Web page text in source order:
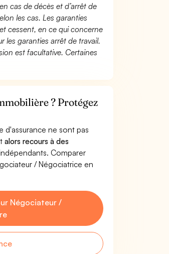
cas de décès et d’arrêt de
les cas. Les garanties
cessent, en ce qui concerne
les garanties arrêt de travail.
est facultative. Certaines
? Protégez
d'assurance ne sont pas
alors recours à des
Comparer
/ Négociatrice en
Négociateur /